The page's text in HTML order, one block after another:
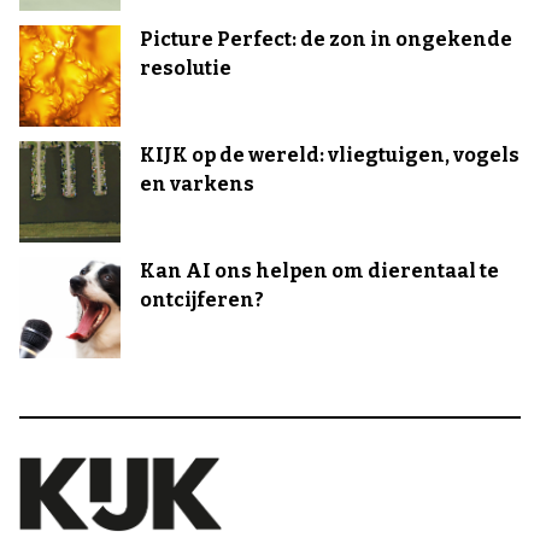
Picture Perfect: de zon in ongekende
resolutie
KIJK op de wereld: vliegtuigen, vogels
en varkens
Kan AI ons helpen om dierentaal te
ontcijferen?